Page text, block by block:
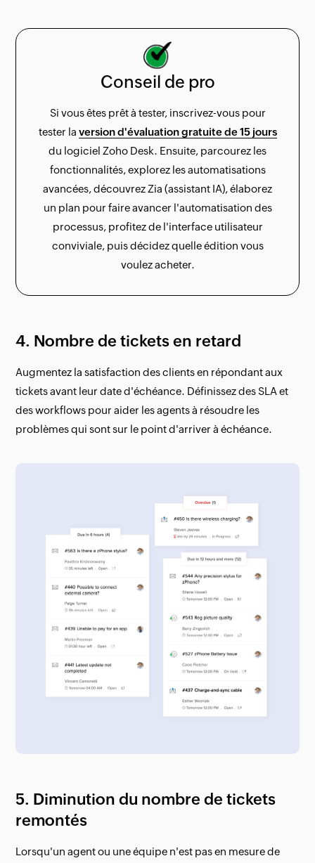
Conseil de pro
Si vous êtes prêt à tester, inscrivez-vous pour
tester la version d'évaluation gratuite de 15 jours
du logiciel Zoho Desk. Ensuite, parcourez les
fonctionnalités, explorez les automatisations
avancées, découvrez Zia (assistant IA), élaborez
un plan pour faire avancer l'automatisation des
processus, profitez de l'interface utilisateur
conviviale, puis décidez quelle édition vous
voulez acheter.
4. Nombre de tickets en retard
Augmentez la satisfaction des clients en répondant aux
tickets avant leur date d'échéance. Définissez des SLA et
des workflows pour aider les agents à résoudre les
problèmes qui sont sur le point d'arriver à échéance.
5. Diminution du nombre de tickets
remontés
Lorsqu'un agent ou une équipe n'est pas en mesure de